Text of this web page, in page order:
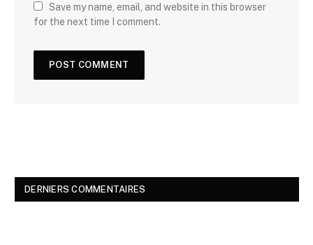
Save my name, email, and website in this browser
for the next time I comment.
DERNIERS COMMENTAIRES